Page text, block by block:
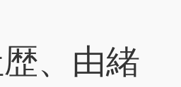
、由緒